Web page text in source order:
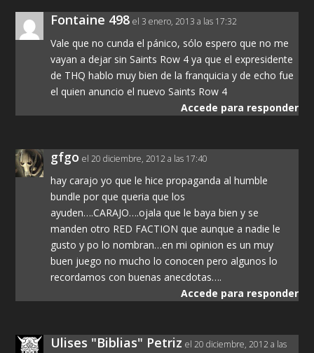
Fontaine 498 el 3 enero, 2013 a las 17:32
Vale que no cunda el pánico, sólo espero que no me
vayan a dejar sin Saints Row 4 ya que el expresidente
de THQ hablo muy bien de la franquicia y de echo fue
el quien anuncio el nuevo Saints Row 4
Accede para responder
gfgo el 20 diciembre, 2012 a las 17:40
hay carajo yo que le hice propaganda al humble
bundle por que queria que los
ayuden….CARAJO….ojala que le baya bien y se
manden otro RED FACTION que aunque a nadie le
gusto y po lo nombran…en mi opinion es un muy
buen juego no mucho lo conocen pero algunos lo
recordamos con buenas anecdotas….
Accede para responder
Ulises "Biblias" Petriz el 20 diciembre, 2012 a las